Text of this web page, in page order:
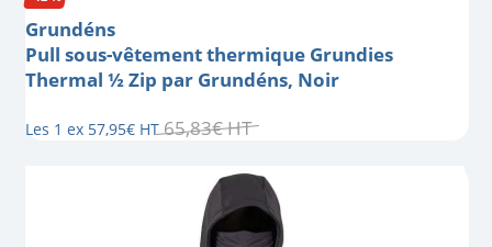
Grundéns
Pull sous-vêtement thermique Grundies
Thermal ½ Zip par Grundéns, Noir
Les 1 ex 57,95€ HT 65,83€HT